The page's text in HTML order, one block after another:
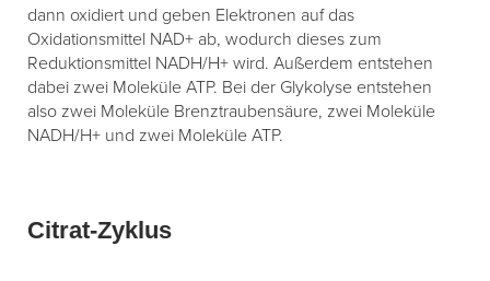
dann oxidiert und geben Elektronen auf das
Oxidationsmittel NAD+ ab, wodurch dieses zum
Reduktionsmittel NADH/H+ wird. Außerdem entstehen
dabei zwei Moleküle ATP. Bei der Glykolyse entstehen
also zwei Moleküle Brenztraubensäure, zwei Moleküle
NADH/H+ und zwei Moleküle ATP.
Citrat-Zyklus